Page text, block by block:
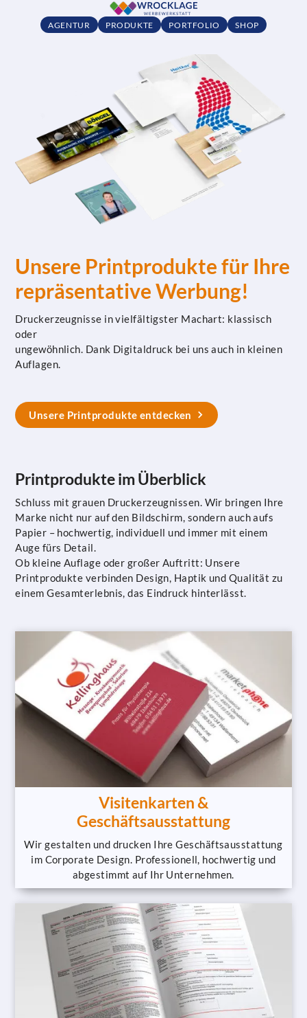
AGENTUR PRODUKTE PORTFOLIO SHOP
Unsere Printprodukte für Ihre
repräsentative Werbung!
Druckerzeugnisse in vielfältigster Machart: klassisch
oder
ungewöhnlich. Dank Digitaldruck bei uns auch in kleinen
Auflagen.
Unsere Printprodukte entdecken
Printprodukte im Überblick
Schluss mit grauen Druckerzeugnissen. Wir bringen Ihre
Marke nicht nur auf den Bildschirm, sondern auch aufs
Papier – hochwertig, individuell und immer mit einem
Auge fürs Detail.
Ob kleine Auflage oder großer Auftritt: Unsere
Printprodukte verbinden Design, Haptik und Qualität zu
einem Gesamterlebnis, das Eindruck hinterlässt.
Visitenkarten &
Geschäftsausstattung
Wir gestalten und drucken Ihre Geschäftsausstattung
im Corporate Design. Professionell, hochwertig und
abgestimmt auf Ihr Unternehmen.